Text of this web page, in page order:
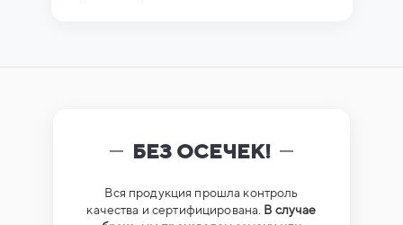
БЕЗ ОСЕЧЕК!
Вся продукция прошла контроль
качества и сертифицирована. В случае